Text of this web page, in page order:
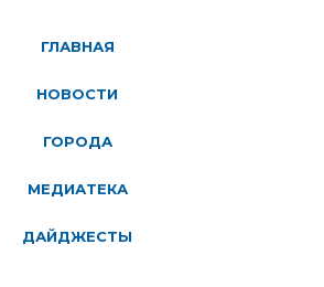
ГЛАВНАЯ
НОВОСТИ
ГОРОДА
МЕДИАТЕКА
ДАЙДЖЕСТЫ